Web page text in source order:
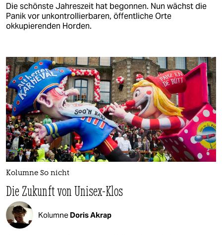
Die schönste Jahreszeit hat begonnen. Nun wächst die
Panik vor unkontrollierbaren, öffentliche Orte
okkupierenden Horden.
Kolumne So nicht
Die Zukunft von Unisex-Klos
Kolumne Doris Akrap